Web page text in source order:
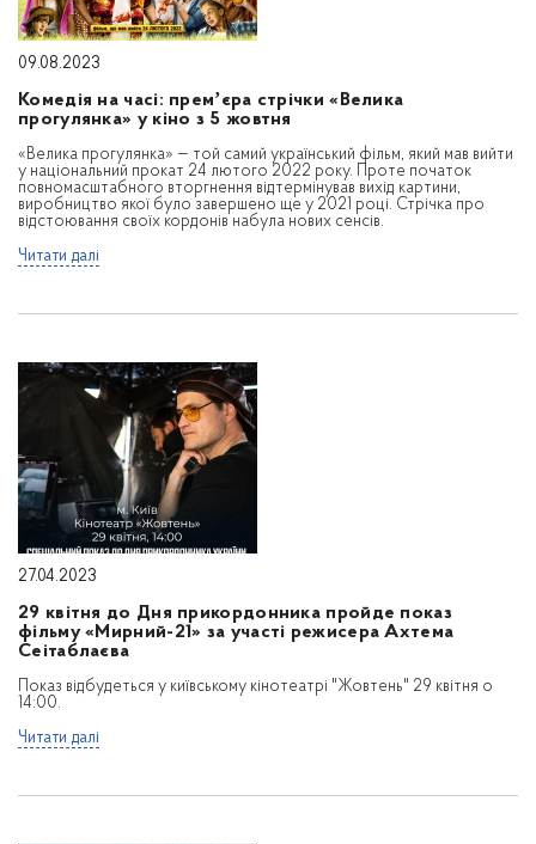
09.08.2023
Комедія на часі: премʼєра стрічки «Велика
прогулянка» у кіно з 5 жовтня
«Велика прогулянка» — той самий український фільм, який мав вийти
у національний прокат 24 лютого 2022 року. Проте початок
повномасштабного вторгнення відтермінував вихід картини,
виробництво якої було завершено ще у 2021 році. Стрічка про
відстоювання своїх кордонів набула нових сенсів.
Читати далі
27.04.2023
29 квітня до Дня прикордонника пройде показ
фільму «Мирний-21» за участі режисера Ахтема
Сеітаблаєва
Показ відбудеться у київському кінотеатрі "Жовтень" 29 квітня о
14:00.
Читати далі